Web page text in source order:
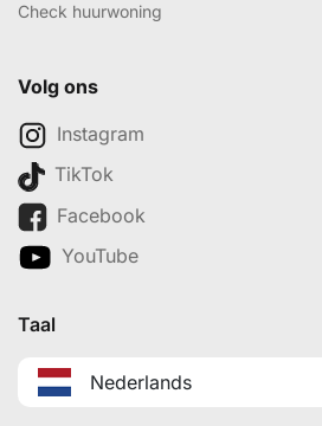
Check huurwoning
Volg ons
Instagram
TikTok
Facebook
YouTube
Taal
Nederlands